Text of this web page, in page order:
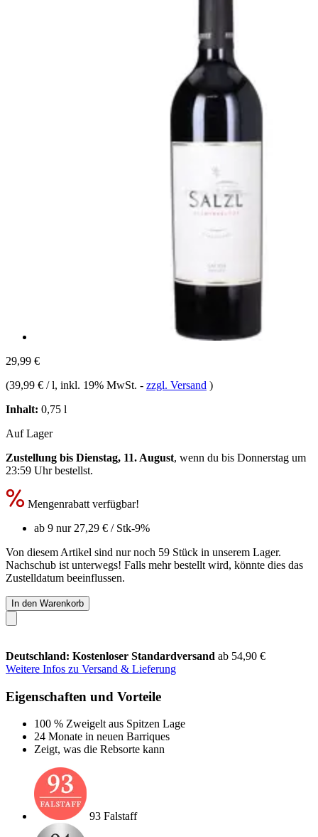
29,99 €
(39,99 € / l, inkl. 19% MwSt. - zzgl. Versand )
Inhalt: 0,75 l
Auf Lager
Zustellung bis Dienstag, 11. August, wenn du bis Donnerstag um
23:59 Uhrbestellst.
Mengenrabatt verfügbar!
ab 9 nur 27,29 € / Stk-9%
Von diesem Artikel sind nur noch 59 Stück in unserem Lager.
Nachschub ist unterwegs! Falls mehr bestellt wird, könnte dies das
Zustelldatum beeinflussen.
In den Warenkorb
Deutschland: Kostenloser Standardversand ab 54,90 €
Weitere Infos zu Versand & Lieferung
Eigenschaften und Vorteile
100 % Zweigelt aus Spitzen Lage
24 Monate in neuen Barriques
Zeigt, was die Rebsorte kann
93 Falstaff